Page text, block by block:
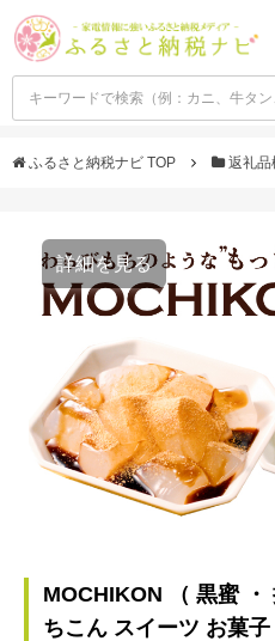
ふるさと納税ナビ TOP 返礼品
詳細を見る
MOCHIKON （ 黒蜜 ・
ちこん スイーツ お菓